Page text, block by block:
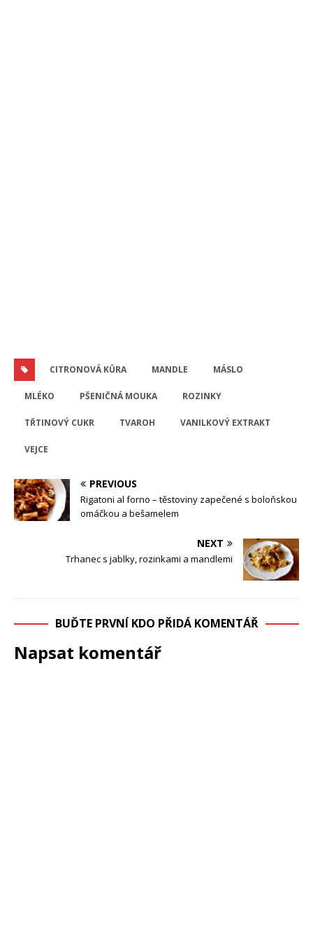
CITRONOVÁ KŮRA MANDLE MÁSLO
MLÉKO PŠENIČNÁ MOUKA ROZINKY
TŘTINOVÝ CUKR TVAROH VANILKOVÝ EXTRAKT
VEJCE
PREVIOUS
Rigatoni al forno – těstoviny zapečené s boloňskou
omáčkou a bešamelem
NEXT
Trhanec s jablky, rozinkami a mandlemi
BUĎTE PRVNÍ KDO PŘIDÁ KOMENTÁŘ
Napsat komentář